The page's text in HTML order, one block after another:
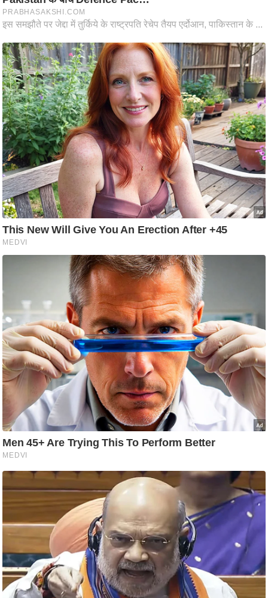
भ
ए
म
.
आ
र
.
आ
ई
.
चा
य
प
र
स
ति
ष
प्र
भु
हि
मा
/
ध
र्म
स्थ
व्र
त्यो
हा
र